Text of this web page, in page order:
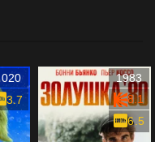
3.7
1983
8.1
6.5